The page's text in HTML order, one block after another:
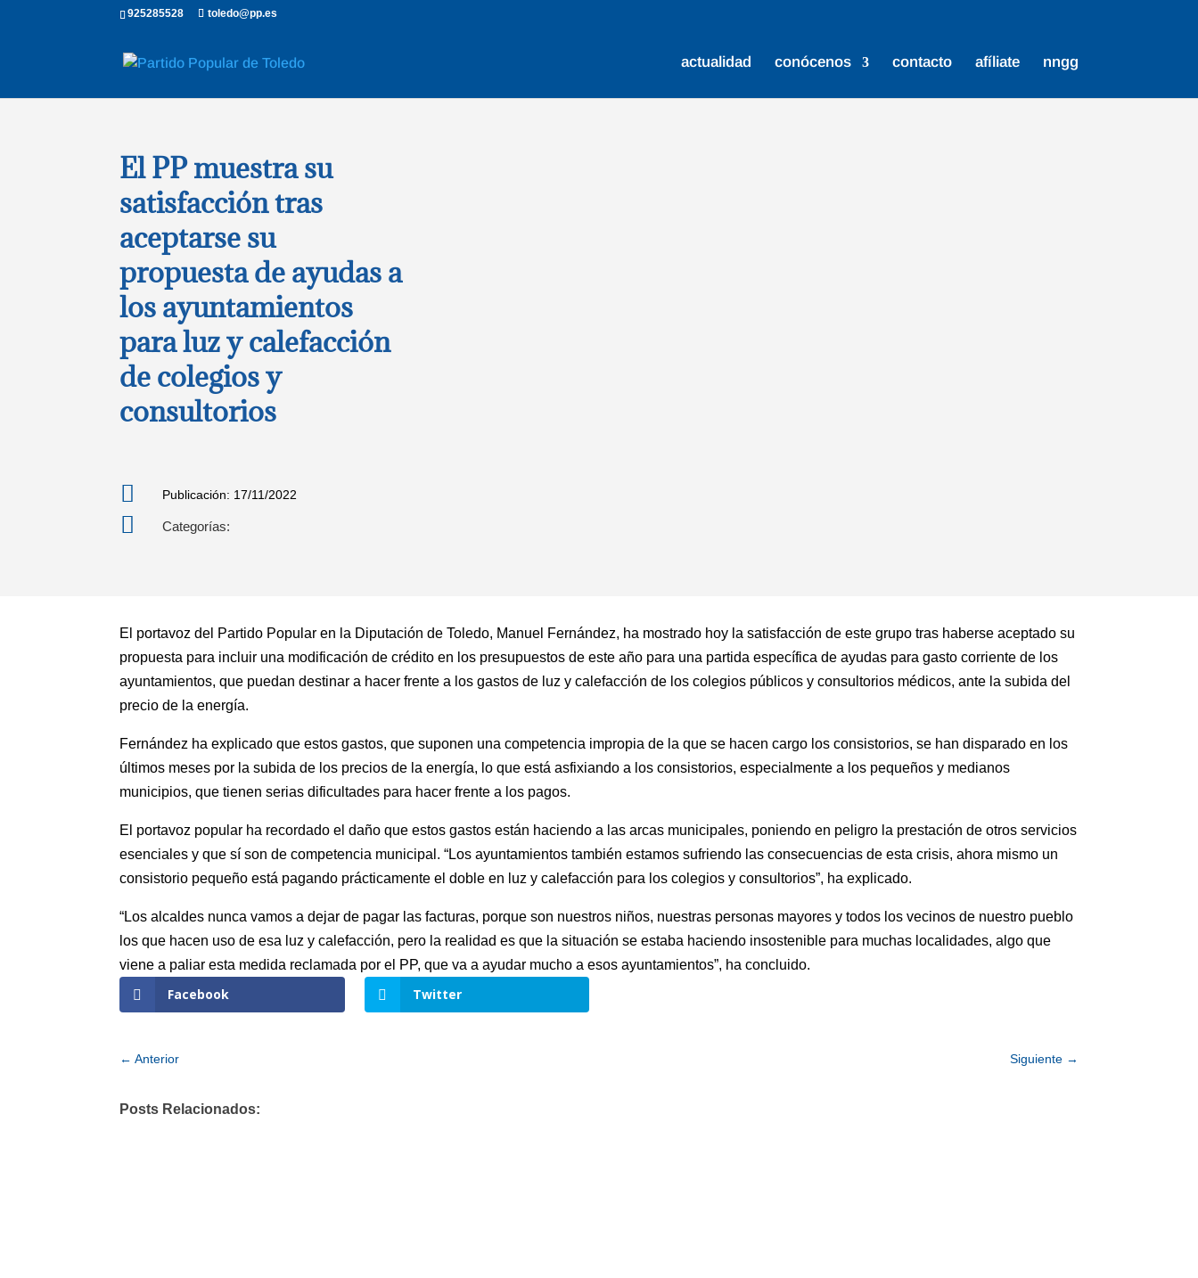
925285528 toledo@pp.es
actualidad conócenos contacto afíliate nngg
El PP muestra su
satisfacción tras
aceptarse su
propuesta de ayudas a
los ayuntamientos
para luz y calefacción
de colegios y
consultorios
 Publicación: 17/11/2022
 Categorías:
El portavoz del Partido Popular en la Diputación de Toledo, Manuel Fernández, ha mostrado hoy la satisfacción de este grupo tras haberse aceptado su
propuesta para incluir una modificación de crédito en los presupuestos de este año para una partida específica de ayudas para gasto corriente de los
ayuntamientos, que puedan destinar a hacer frente a los gastos de luz y calefacción de los colegios públicos y consultorios médicos, ante la subida del
precio de la energía.
Fernández ha explicado que estos gastos, que suponen una competencia impropia de la que se hacen cargo los consistorios, se han disparado en los
últimos meses por la subida de los precios de la energía, lo que está asfixiando a los consistorios, especialmente a los pequeños y medianos
municipios, que tienen serias dificultades para hacer frente a los pagos.
El portavoz popular ha recordado el daño que estos gastos están haciendo a las arcas municipales, poniendo en peligro la prestación de otros servicios
esenciales y que sí son de competencia municipal. “Los ayuntamientos también estamos sufriendo las consecuencias de esta crisis, ahora mismo un
consistorio pequeño está pagando prácticamente el doble en luz y calefacción para los colegios y consultorios”, ha explicado.
“Los alcaldes nunca vamos a dejar de pagar las facturas, porque son nuestros niños, nuestras personas mayores y todos los vecinos de nuestro pueblo
los que hacen uso de esa luz y calefacción, pero la realidad es que la situación se estaba haciendo insostenible para muchas localidades, algo que
viene a paliar esta medida reclamada por el PP, que va a ayudar mucho a esos ayuntamientos”, ha concluido.
Facebook Twitter
←Anterior Siguiente→
Posts Relacionados: